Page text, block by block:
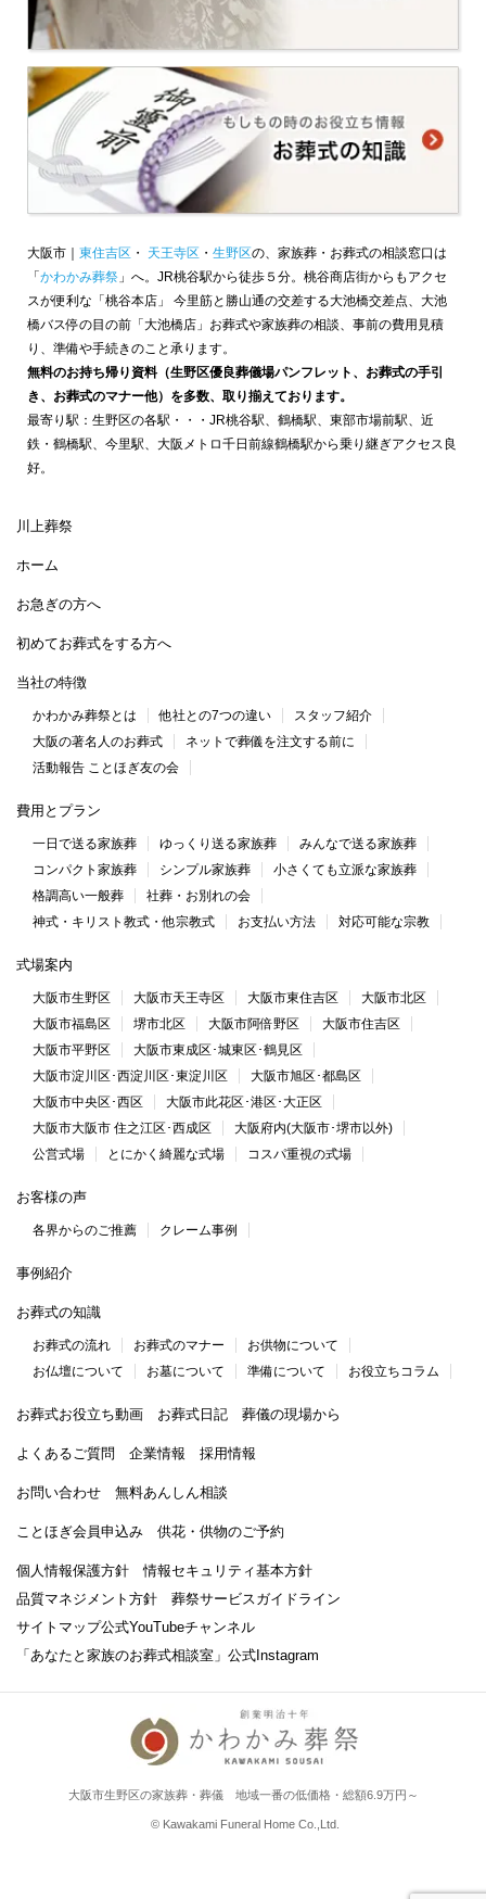
大阪市｜ 東住吉区 ・ 天王寺区 ・ 生野区の、家族葬・お葬式の相談窓口は
「かわかみ葬祭 」へ。JR桃谷駅から徒歩５分。桃谷商店街からもアクセ
スが便利な「桃谷本店」 今里筋と勝山通の交差する大池橋交差点、大池
橋バス停の目の前「大池橋店」お葬式や家族葬の相談、事前の費用見積
り、準備や手続きのこと承ります。
無料のお持ち帰り資料（生野区優良葬儀場パンフレット、お葬式の手引
き、お葬式のマナー他）を多数、取り揃えております。
最寄り駅：生野区の各駅・・・JR桃谷駅、鶴橋駅、東部市場前駅、近
鉄・鶴橋駅、今里駅、大阪メトロ千日前線鶴橋駅から乗り継ぎアクセス良
好。
川上葬祭
ホーム
お急ぎの方へ
初めてお葬式をする方へ
当社の特徴
かわかみ葬祭とは 他社との7つの違い
スタッフ紹介
大阪の著名人のお葬式
ネットで葬儀を注文する前に
活動報告 ことほぎ友の会
費用とプラン
一日で送る家族葬 ゆっくり送る家族葬
みんなで送る家族葬
コンパクト家族葬
シンプル家族葬
小さくても立派な家族葬
格調高い一般葬
社葬・お別れの会
神式・キリスト教式・他宗教式
お支払い方法 対応可能な宗教
式場案内
大阪市生野区 大阪市天王寺区 大阪市東住吉区
大阪市北区
大阪市福島区
堺市北区 大阪市阿倍野区
大阪市住吉区
大阪市平野区
大阪市東成区･城東区･鶴見区
大阪市淀川区･西淀川区･東淀川区
大阪市旭区･都島区
大阪市中央区･西区
大阪市此花区･港区･大正区
大阪市大阪市 住之江区･西成区
大阪府内(大阪市･堺市以外)
公営式場
とにかく綺麗な式場 コスパ重視の式場
お客様の声
各界からのご推薦 クレーム事例
事例紹介
お葬式の知識
お葬式の流れ お葬式のマナー
お供物について
お仏壇について
お墓について 準備について お役立ちコラム
お葬式お役立ち動画 お葬式日記 葬儀の現場から
よくあるご質問 企業情報 採用情報
お問い合わせ 無料あんしん相談
ことほぎ会員申込み 供花・供物のご予約
個人情報保護方針
情報セキュリティ基本方針
品質マネジメント方針
葬祭サービスガイドライン
サイトマップ公式YouTubeチャンネル
「あなたと家族のお葬式相談室」 公式Instagram
大阪市生野区の家族葬・葬儀 地域一番の低価格・総額6.9万円～
© Kawakami Funeral Home Co.,Ltd.